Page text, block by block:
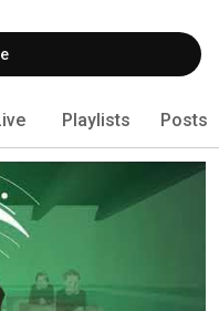
onurunu ve saygınlığını
zararlı alışkanlıklardan
gözeterek ve bilimsel
madde, kumar ve teknoloji
Playlists Posts